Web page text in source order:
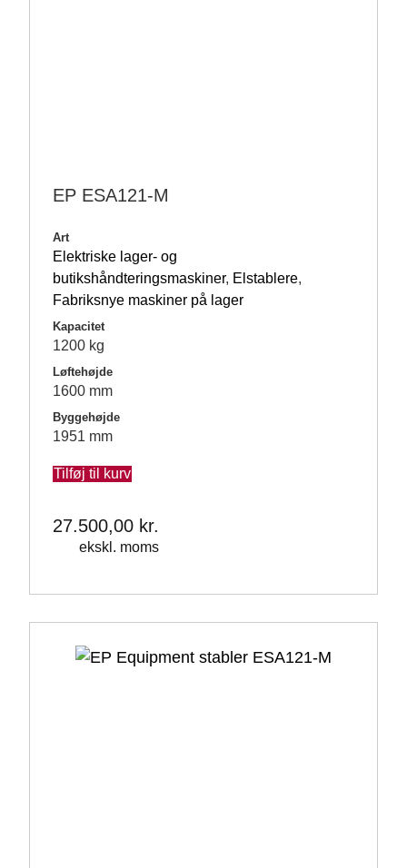
EP ESA121-M
Art
Elektriske lager- og
butikshåndteringsmaskiner, Elstablere,
Fabriksnye maskiner på lager
Kapacitet
1200 kg
Løftehøjde
1600 mm
Byggehøjde
1951 mm
Tilføj til kurv
27.500,00 kr.
ekskl. moms